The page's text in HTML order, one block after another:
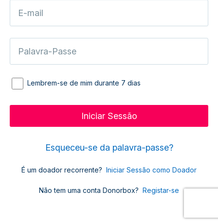
Lembrem-se de mim durante 7 dias
Esqueceu-se da palavra-passe?
É um doador recorrente? Iniciar Sessão como Doador
Não tem uma conta Donorbox? Registar-se